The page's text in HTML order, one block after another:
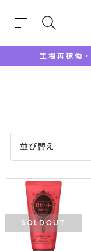
工場再稼働
ハリ
並び替え
SOLDOUT